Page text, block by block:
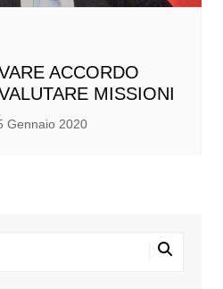
ACCORDO
MISSIONI
Gennaio 2020